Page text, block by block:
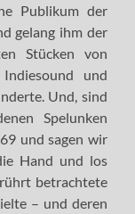
Publikum der
gelang ihm der
Stücken von
und
Und, sind
Spelunken
und sagen wir
Hand und los
betrachtete
– und deren